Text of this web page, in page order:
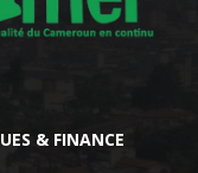
& FINANCE